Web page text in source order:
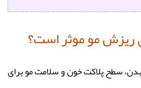
ریزش مو موثر است؟
سطح پلاکت خون و سلامت مو برای